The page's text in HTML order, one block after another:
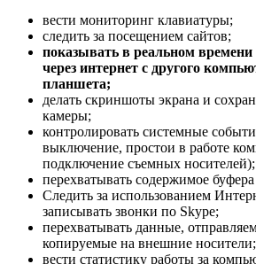
вести мониторинг клавиатуры;
следить за посещением сайтов;
показывать в реальном времени
через интернет с другого
планшета;
делать скриншоты экрана и
камеры;
контролировать системные
выключение, простои в работе
подключение съемных носителей);
перехватывать содержимое
Следить за использованием
записывать звонки по Skype;
перехватывать данные,
копируемые на внешние носители;
вести статистику работы за